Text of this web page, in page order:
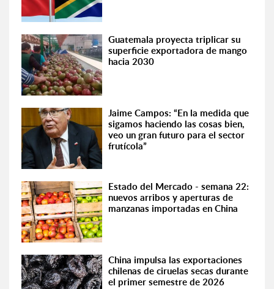
Guatemala proyecta triplicar su
superficie exportadora de mango
hacia 2030
Jaime Campos: “En la medida que
sigamos haciendo las cosas bien,
veo un gran futuro para el sector
frutícola”
Estado del Mercado - semana 22:
nuevos arribos y aperturas de
manzanas importadas en China
China impulsa las exportaciones
chilenas de ciruelas secas durante
el primer semestre de 2026